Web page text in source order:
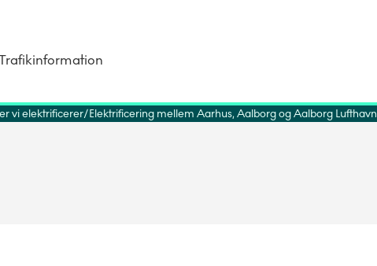
vi elektrificerer Elektrificering mellem Aarhus, Aalborg og Aalborg Lufthavn